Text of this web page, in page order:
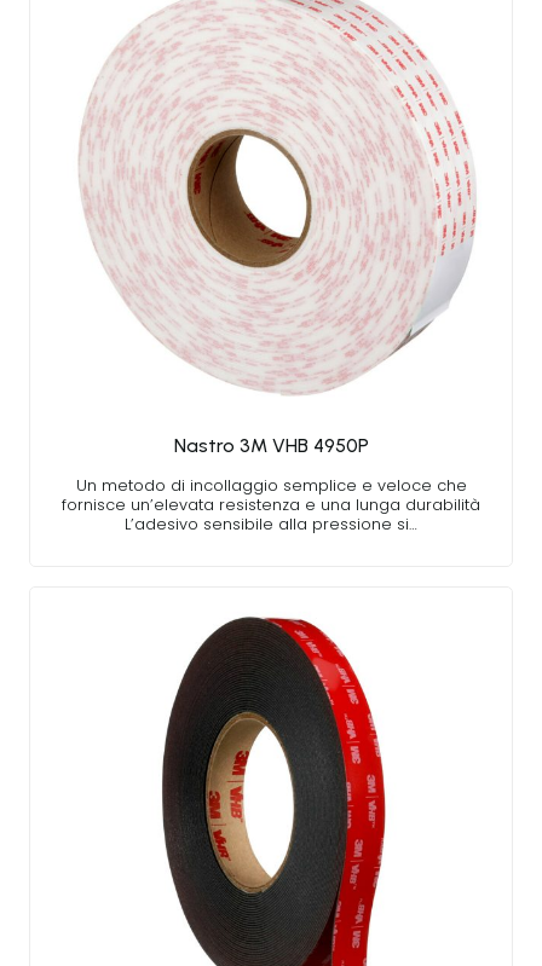
Nastro 3M VHB 4950P
Un metodo di incollaggio semplice e veloce che
fornisce un’elevata resistenza e una lunga durabilità
L’adesivo sensibile alla pressione si…